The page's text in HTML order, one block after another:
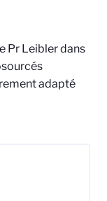
Pr Leibler dans
adapté